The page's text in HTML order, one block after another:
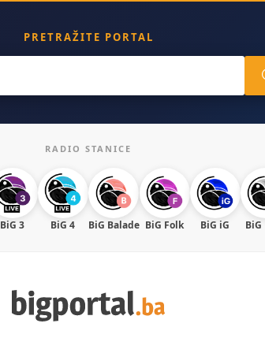
PRETRAŽITE PORTAL
RADIO STANICE
BiG 3 BiG 4 BiG Balade BiG Folk BiG iG BiG